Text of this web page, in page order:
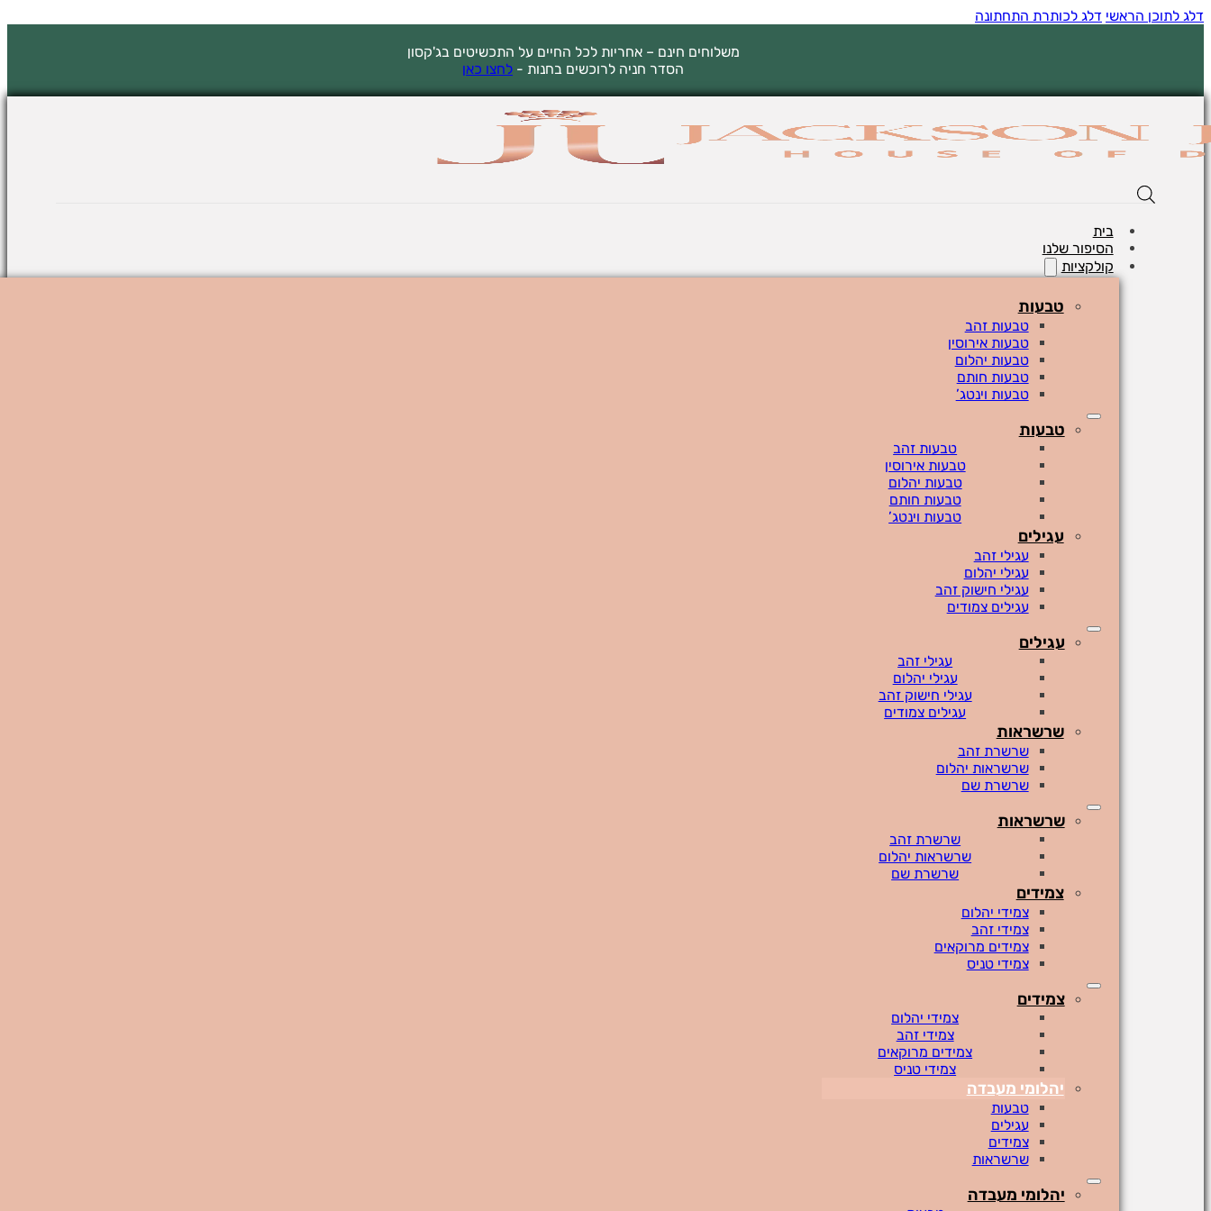
דלג לתוכן הראשי דלג לכותרת התחתונה
משלוחים חינם – אחריות לכל החיים על התכשיטים בג'קסון
הסדר חניה לרוכשים בחנות - לחצו כאן
בית
הסיפור שלנו
קולקציות
טבעות
טבעות זהב
טבעות אירוסין
טבעות יהלום
טבעות חותם
טבעות וינטג’
טבעות
טבעות זהב
טבעות אירוסין
טבעות יהלום
טבעות חותם
טבעות וינטג’
עגילים
עגילי זהב
עגילי יהלום
עגילי חישוק זהב
עגילים צמודים
עגילים
עגילי זהב
עגילי יהלום
עגילי חישוק זהב
עגילים צמודים
שרשראות
שרשרת זהב
שרשראות יהלום
שרשרת שם
שרשראות
שרשרת זהב
שרשראות יהלום
שרשרת שם
צמידים
צמידי יהלום
צמידי זהב
צמידים מרוקאים
צמידי טניס
צמידים
צמידי יהלום
צמידי זהב
צמידים מרוקאים
צמידי טניס
יהלומי מעבדה
טבעות
עגילים
צמידים
שרשראות
יהלומי מעבדה